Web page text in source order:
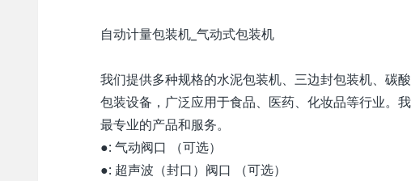
自动计量 包装机 _气动式 包装机
我们提供多种规格的水泥包装机、三边封包装机、碳
包装设备，广泛应用于食品、医药、化妆品等行业。
最专业的产品和服务。
●: 气动阀口 （可选）
●: 超声波（封口）阀口 （可选）